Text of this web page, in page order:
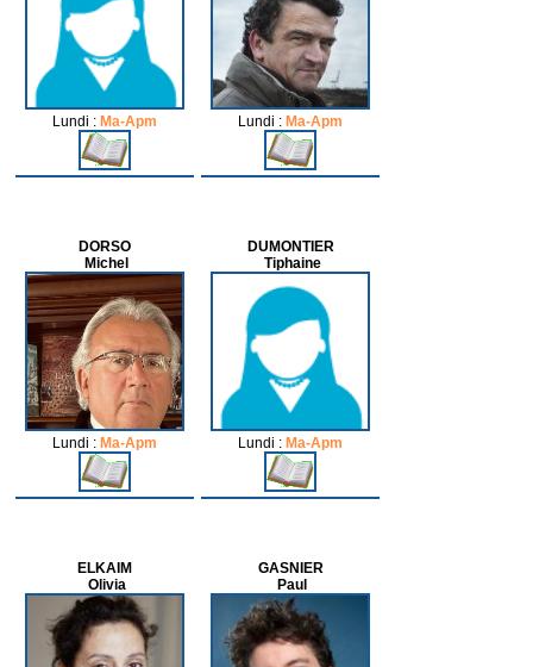
Lundi : Ma-Apm Lundi : Ma-Apm
DORSO
Michel
Lundi : Ma-Apm
DUMONTIER
Tiphaine
Lundi : Ma-Apm
ELKAIM
Olivia
GASNIER
Paul